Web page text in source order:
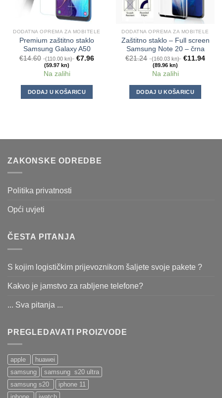
DODATNA OPREMA ZA MOBITELE
Premium zaštitno staklo
Samsung Galaxy A50
€14.60 (110.00 kn) €7.96
(59.97 kn)
Na zalihi
DODAJ U KOŠARICU
DODATNA OPREMA ZA MOBITELE
Zaštitno staklo – Full screen
Samsung Note 20 – črna
€21.24 (160.03 kn) €11.94
(89.96 kn)
Na zalihi
DODAJ U KOŠARICU
ZAKONSKE ODREDBE
Politika privatnosti
Opći uvjeti
ČESTA PITANJA
S kojim logističkim prijevoznikom šaljete svoje pakete ?
Kakvo je jamstvo za rabljene telefone?
... Sva pitanja ...
PREGLEDAVATI PROIZVODE
apple
huawei
samsung
samsung s20 ultra
samsung s20
iphone 11